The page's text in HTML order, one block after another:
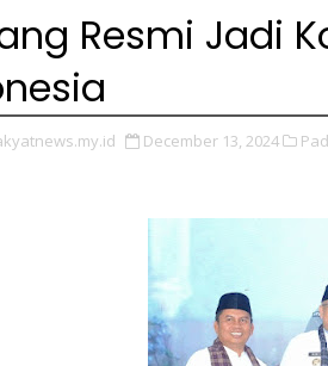
Resmi Jadi
December 13, 2024